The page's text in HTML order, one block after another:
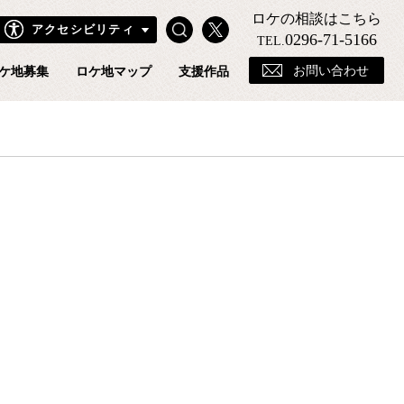
フィルムコミッションホームページ
アクセシビリティ Search
地募集 ロケ地マップ 支援作品
ロケの相談はこちら
TEL. 0296-71-5166
お問い合わせ